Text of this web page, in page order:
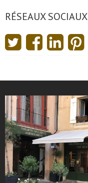
RÉSEAUX SOCIAUX